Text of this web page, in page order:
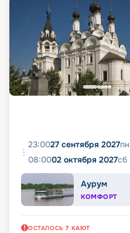
23:0027 сентября 2027пн
08:0002 октября 2027сб
Аурум
КОМФОРТ
ОСТАЛОСЬ 7 КАЮТ